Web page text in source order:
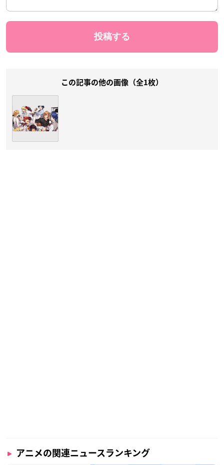
この記事の他の画像（全1枚）
アニメの関連ニュースランキング